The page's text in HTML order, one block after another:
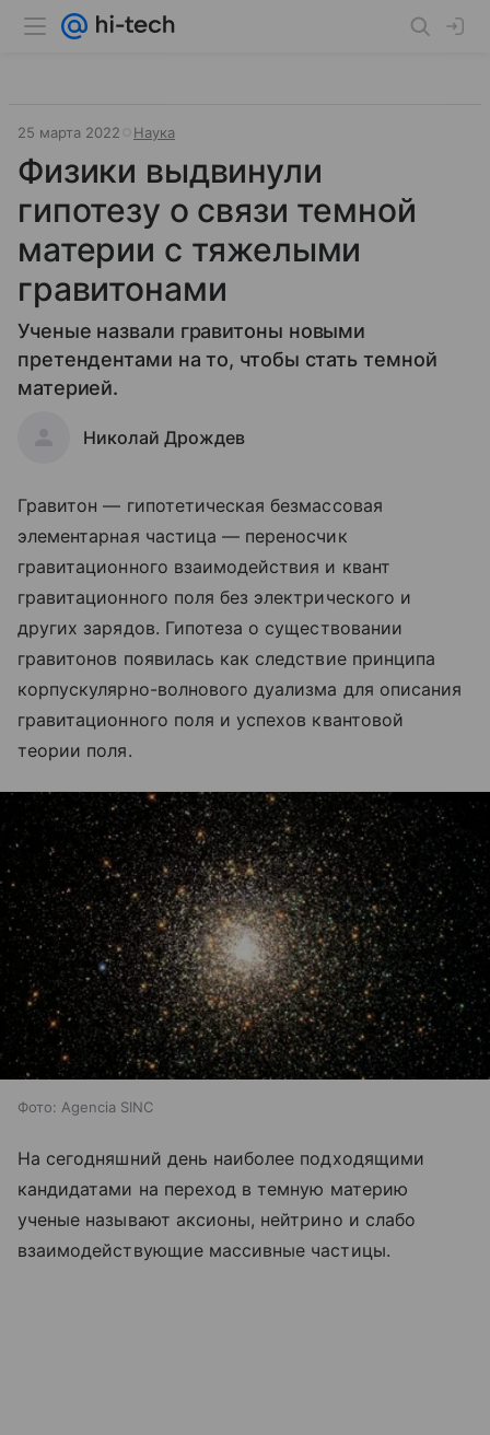
25 марта 2022 Наука
Физики выдвинули
гипотезу о связи темной
материи с тяжелыми
гравитонами
Ученые назвали гравитоны новыми
претендентами на то, чтобы стать темной
материей.
Николай Дрождев
Гравитон — гипотетическая безмассовая
элементарная частица — переносчик
гравитационного взаимодействия и квант
гравитационного поля без электрического и
других зарядов. Гипотеза о существовании
гравитонов появилась как следствие принципа
корпускулярно-волнового дуализма для описания
гравитационного поля и успехов квантовой
теории поля.
Фото: Agencia SINC
На сегодняшний день наиболее подходящими
кандидатами на переход в темную материю
ученые называют аксионы, нейтрино и слабо
взаимодействующие массивные частицы.